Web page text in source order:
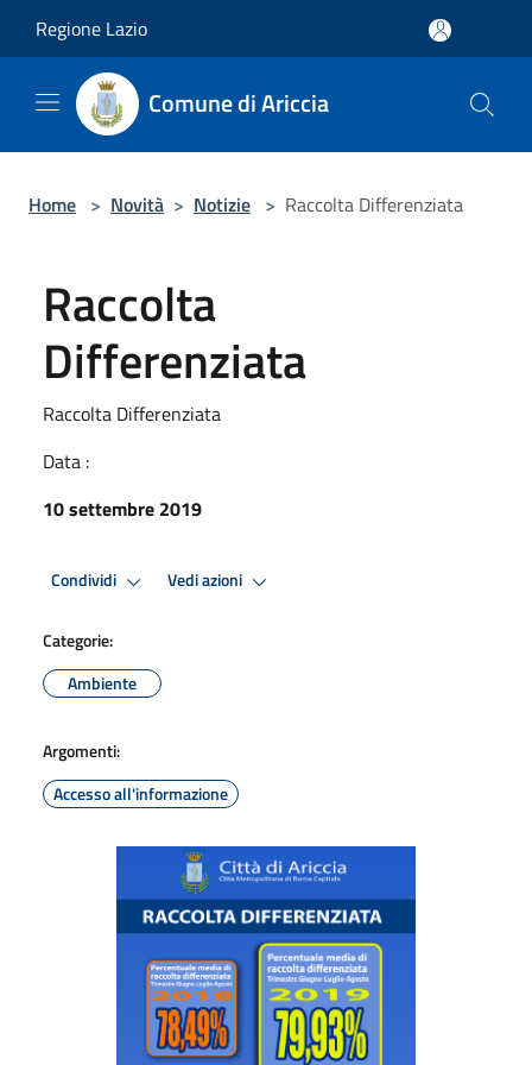
Regione Lazio
Comune di Ariccia
Home > Novità > Notizie > Raccolta Differenziata
Raccolta
Differenziata
Raccolta Differenziata
Data :
10 settembre 2019
Condividi Vedi azioni
Categorie:
Ambiente
Argomenti:
Accesso all'informazione